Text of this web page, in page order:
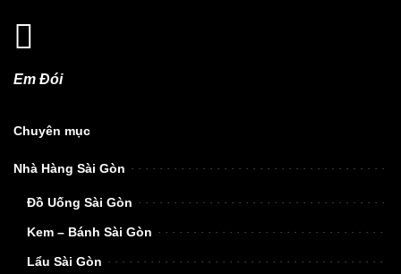
Em Đói
Chuyên mục
Nhà Hàng Sài Gòn
Đồ Uống Sài Gòn
Kem – Bánh Sài Gòn
Lẩu Sài Gòn